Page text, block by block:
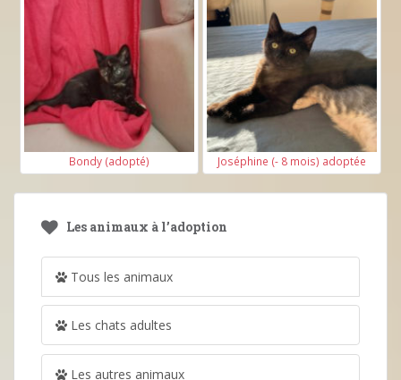
Bondy (adopté) Joséphine (- 8 mois) adoptée
Les animaux à l’adoption
Tous les animaux
Les chats adultes
Les autres animaux